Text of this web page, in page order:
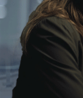
Кубань
готовности